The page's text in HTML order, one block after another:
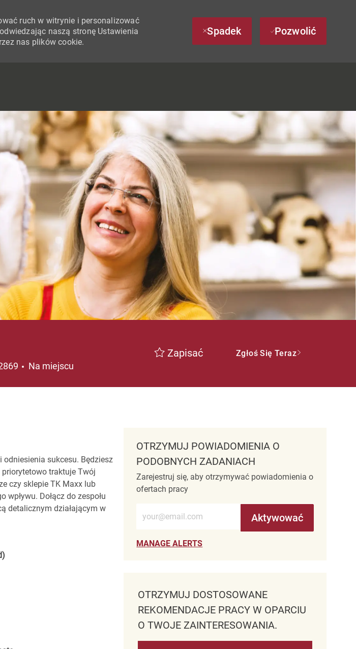
ruch w witrynie i personalizować
naszą stronę Ustawienia
nas plików cookie.
Spadek Pozwolić
Na miejscu
Zapisać Zgłoś Się Teraz
sukcesu. Będziesz
priorytetowo traktuje Twój
czy sklepie TK Maxx lub
Dołącz do zespołu
detalicznym działającym w
OTRZYMUJ POWIADOMIENIA O
PODOBNYCH ZADANIACH
Zarejestruj się, aby otrzymywać powiadomienia o
ofertach pracy
Wprowadź adres e-mail (wymagane)
Aktywować
MANAGE ALERTS
OTRZYMUJ DOSTOSOWANE
REKOMENDACJE PRACY W OPARCIU
O TWOJE ZAINTERESOWANIA.